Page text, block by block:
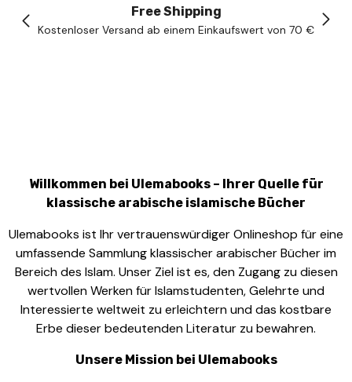
Free Shipping
Kostenloser Versand ab einem Einkaufswert von 70 €
Willkommen bei Ulemabooks – Ihrer Quelle für
klassische arabische islamische Bücher
Ulemabooks ist Ihr vertrauenswürdiger Onlineshop für eine
umfassende Sammlung klassischer arabischer Bücher im
Bereich des Islam. Unser Ziel ist es, den Zugang zu diesen
wertvollen Werken für Islamstudenten, Gelehrte und
Interessierte weltweit zu erleichtern und das kostbare
Erbe dieser bedeutenden Literatur zu bewahren.
Unsere Mission bei Ulemabooks